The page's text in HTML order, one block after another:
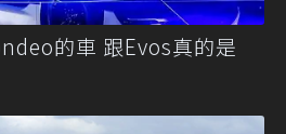
的車 跟Evos真的是